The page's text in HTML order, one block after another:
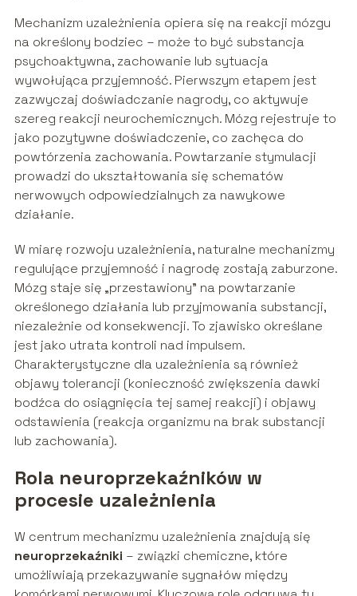
Mechanizm uzależnienia opiera się na reakcji mózgu
na określony bodziec – może to być substancja
psychoaktywna, zachowanie lub sytuacja
wywołująca przyjemność. Pierwszym etapem jest
zazwyczaj doświadczanie nagrody, co aktywuje
szereg reakcji neurochemicznych. Mózg rejestruje to
jako pozytywne doświadczenie, co zachęca do
powtórzenia zachowania. Powtarzanie stymulacji
prowadzi do ukształtowania się schematów
nerwowych odpowiedzialnych za nawykowe
działanie.
W miarę rozwoju uzależnienia, naturalne mechanizmy
regulujące przyjemność i nagrodę zostają zaburzone.
Mózg staje się „przestawiony” na powtarzanie
określonego działania lub przyjmowania substancji,
niezależnie od konsekwencji. To zjawisko określane
jest jako utrata kontroli nad impulsem.
Charakterystyczne dla uzależnienia są również
objawy tolerancji (konieczność zwiększenia dawki
bodźca do osiągnięcia tej samej reakcji) i objawy
odstawienia (reakcja organizmu na brak substancji
lub zachowania).
Rola neuroprzekaźników w
procesie uzależnienia
W centrum mechanizmu uzależnienia znajdują się
neuroprzekaźniki – związki chemiczne, które
umożliwiają przekazywanie sygnałów między